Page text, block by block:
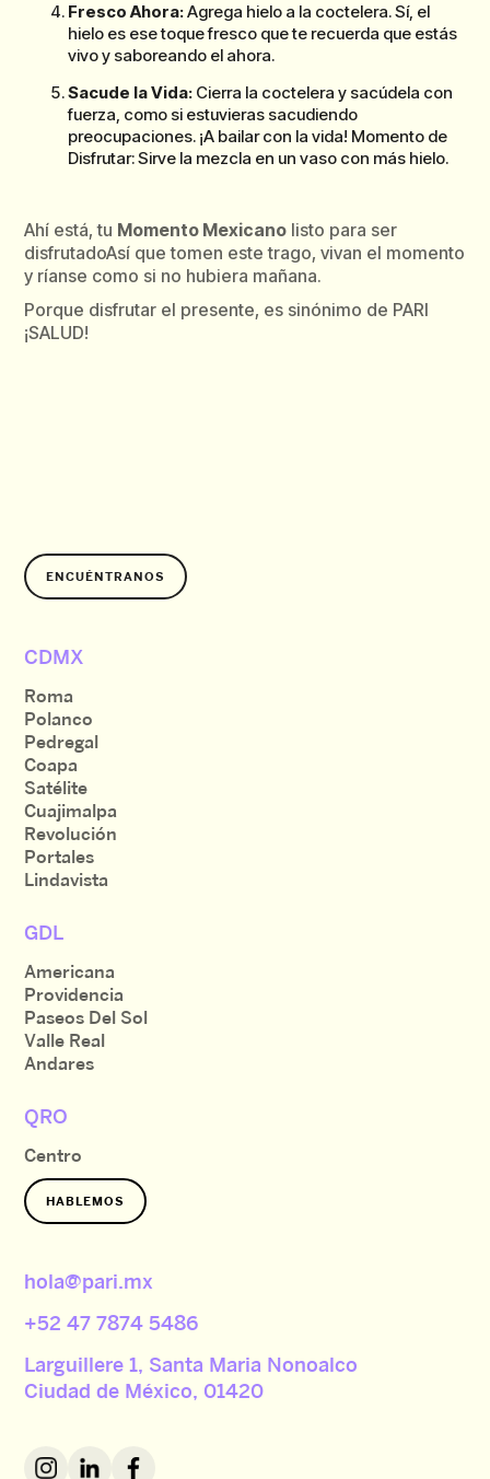
Fresco Ahora:Agrega hielo a la coctelera. Sí, el
hielo es ese toque fresco que te recuerda que estás
vivo y saboreando el ahora.
Sacude la Vida: Cierra la coctelera y sacúdela con
fuerza, como si estuvieras sacudiendo
preocupaciones. ¡A bailar con la vida! Momento de
Disfrutar: Sirve la mezcla en un vaso con más hielo.
Ahí está, tu Momento Mexicano listo para ser
disfrutadoAsí que tomen este trago, vivan el momento
y ríanse como si no hubiera mañana.
Porque disfrutar el presente, es sinónimo de PARI
¡SALUD!
ENCUÉNTRANOS
CDMX
Roma
Polanco
Pedregal
Coapa
Satélite
Cuajimalpa
Revolución
Portales
Lindavista
GDL
Americana
Providencia
Paseos Del Sol
Valle Real
Andares
QRO
Centro
HABLEMOS
hola@pari.mx
+52 47 7874 5486
Larguillere 1, Santa Maria Nonoalco
Ciudad de México, 01420